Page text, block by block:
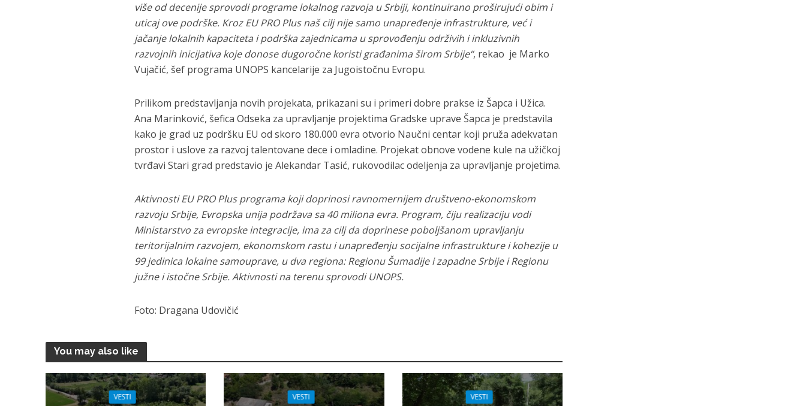
više od decenije sprovodi programe lokalnog razvoja u Srbiji, kontinuirano proširujući obim i
uticaj ove podrške. Kroz EU PRO Plus naš cilj nije samo unapređenje infrastrukture, već i
jačanje lokalnih kapaciteta i podrška zajednicama u sprovođenju održivih i inkluzivnih
razvojnih inicijativa koje donose dugoročne koristi građanima širom Srbije“, rekao je Marko
Vujačić, šef programa UNOPS kancelarije za Jugoistočnu Evropu.
Prilikom predstavljanja novih projekata, prikazani su i primeri dobre prakse iz Šapca i Užica.
Ana Marinković, šefica Odseka za upravljanje projektima Gradske uprave Šapca je predstavila
kako je grad uz podršku EU od skoro 180.000 evra otvorio Naučni centar koji pruža adekvatan
prostor i uslove za razvoj talentovane dece i omladine. Projekat obnove vodene kule na užičkoj
tvrđavi Stari grad predstavio je Alekandar Tasić, rukovodilac odeljenja za upravljanje projetima.
Aktivnosti EU PRO Plus programa koji doprinosi ravnomernijem društveno-ekonomskom
razvoju Srbije, Evropska unija podržava sa 40 miliona evra. Program, čiju realizaciju vodi
Ministarstvo za evropske integracije, ima za cilj da doprinese poboljšanom upravljanju
teritorijalnim razvojem, ekonomskom rastu i unapređenju socijalne infrastrukture i kohezije u
99 jedinica lokalne samouprave, u dva regiona: Regionu Šumadije i zapadne Srbije i Regionu
južne i istočne Srbije. Aktivnosti na terenu sprovodi UNOPS.
Foto: Dragana Udovičić
You may also like
VESTI VESTI VESTI